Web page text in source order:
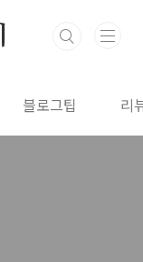
블로그팁 리